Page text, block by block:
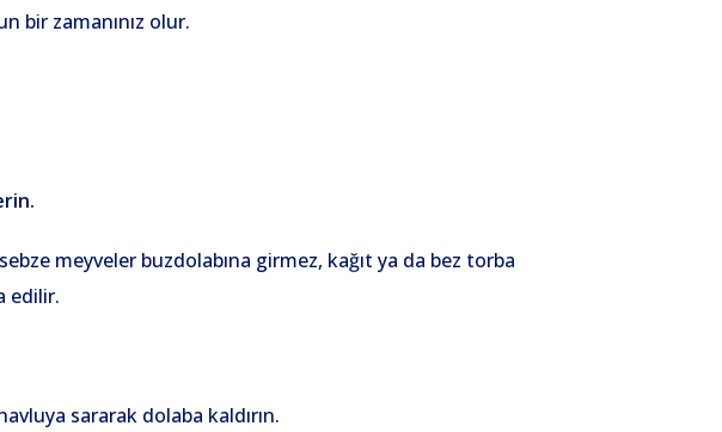
bir zamanınız olur.
meyveler buzdolabına girmez, kağıt ya da bez torba
edilir.
sararak dolaba kaldırın.